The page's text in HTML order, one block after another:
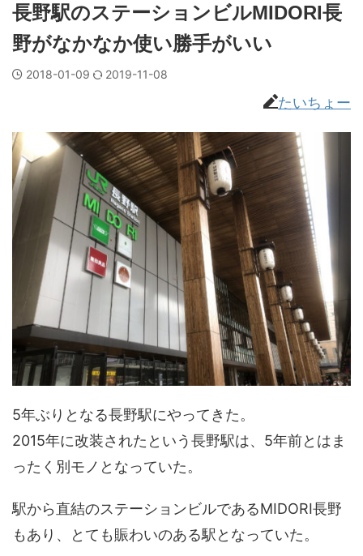
長野駅のステーションビルMIDORI長
野がなかなか使い勝手がいい
2018-01-09 2019-11-08
たいちょー
5年ぶりとなる長野駅にやってきた。
2015年に改装されたという長野駅は、5年前とはま
ったく別モノとなっていた。
駅から直結のステーションビルであるMIDORI長野
もあり、とても賑わいのある駅となっていた。